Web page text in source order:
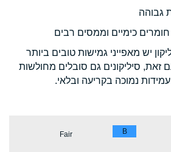
גבוהה
כימיים וממסים רבים
יש מאפייני גמישות טובים ביותר
זאת, סיליקונים גם סובלים מחולשות
נמוכה בקריעה ובלאי.
B
Fair